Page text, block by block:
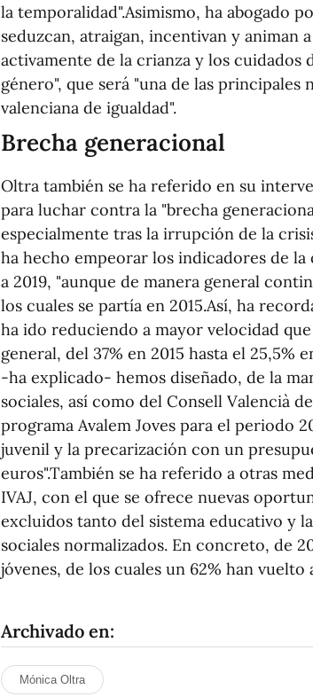
la temporalidad".Asimismo, ha abogado
seduzcan, atraigan, incentivan y animan
activamente de la crianza y los cuidados
género", que será "una de las principales
valenciana de igualdad".
Brecha generacional
Oltra también se ha referido en su
para luchar contra la "brecha
especialmente tras la irrupción de la
ha hecho empeorar los indicadores de
a 2019, "aunque de manera general
los cuales se partía en 2015.Así, ha
ha ido reduciendo a mayor velocidad
general, del 37% en 2015 hasta el 25,5%
-ha explicado- hemos diseñado, de la
sociales, así como del Consell Valencià
programa Avalem Joves para el periodo
juvenil y la precarización con un
euros".También se ha referido a otras
IVAJ, con el que se ofrece nuevas
excluidos tanto del sistema educativo y
sociales normalizados. En concreto, de
jóvenes, de los cuales un 62% han
Archivado en:
Mónica Oltra